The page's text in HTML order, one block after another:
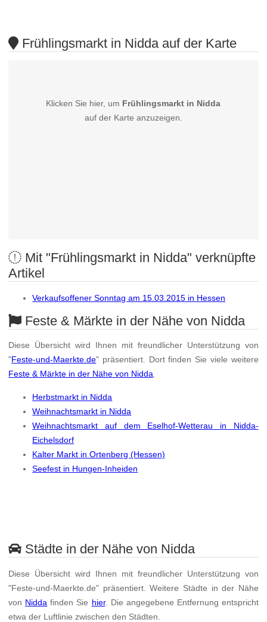
Frühlingsmarkt in Nidda auf der Karte
Klicken Sie hier, um Frühlingsmarkt in Nidda
auf der Karte anzuzeigen.
Mit "Frühlingsmarkt in Nidda" verknüpfte
Artikel
Verkaufsoffener Sonntag am 15.03.2015 in Hessen
Feste & Märkte in der Nähe von Nidda
Diese Übersicht wird Ihnen mit freundlicher Unterstützung von
"Feste-und-Maerkte.de" präsentiert. Dort finden Sie viele weitere
Feste & Märkte in der Nähe von Nidda.
Herbstmarkt in Nidda
Weihnachtsmarkt in Nidda
Weihnachtsmarkt auf dem Eselhof-Wetterau in Nidda-
Eichelsdorf
Kalter Markt in Ortenberg (Hessen)
Seefest in Hungen-Inheiden
Städte in der Nähe von Nidda
Diese Übersicht wird Ihnen mit freundlicher Unterstützung von
"Feste-und-Maerkte.de" präsentiert. Weitere Städte in der Nähe
von Nidda finden Sie hier. Die angegebene Entfernung entspricht
etwa der Luftlinie zwischen den Städten.